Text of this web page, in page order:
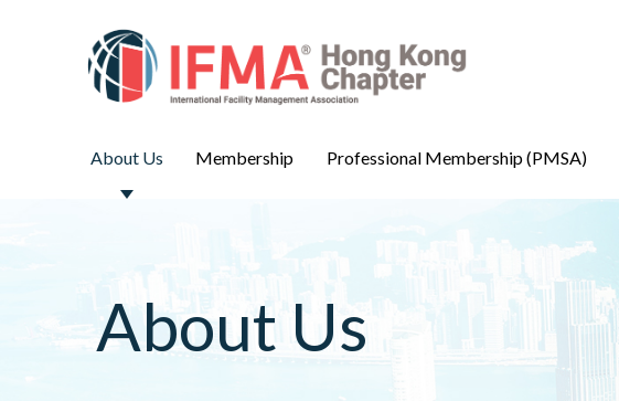
About Us Membership Professional Membership (PMSA)
About Us